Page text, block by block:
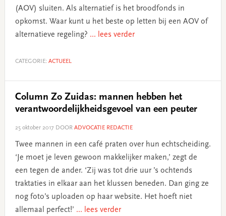
(AOV) sluiten. Als alternatief is het broodfonds in
opkomst. Waar kunt u het beste op letten bij een AOV of
alternatieve regeling? ... lees verder
CATEGORIE: ACTUEEL
Column Zo Zuidas: mannen hebben het
verantwoordelijkheidsgevoel van een peuter
25 oktober 2017 DOOR ADVOCATIE REDACTIE
Twee mannen in een café praten over hun echtscheiding.
‘Je moet je leven gewoon makkelijker maken,’ zegt de
een tegen de ander. ‘Zij was tot drie uur ’s ochtends
traktaties in elkaar aan het klussen beneden. Dan ging ze
nog foto’s uploaden op haar website. Het hoeft niet
allemaal perfect!’ ... lees verder